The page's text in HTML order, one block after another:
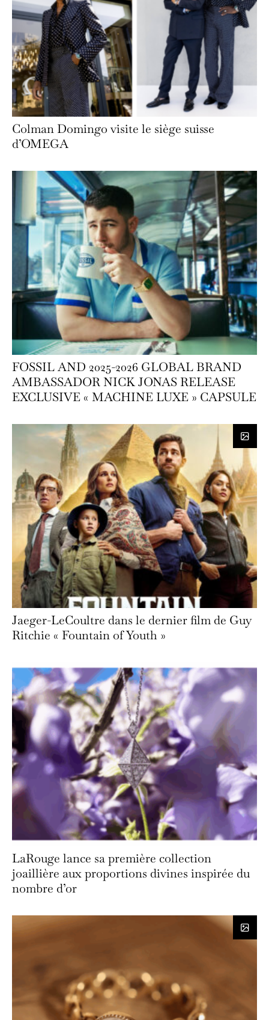
Colman Domingo visite le siège suisse
d’OMEGA
FOSSIL AND 2025-2026 GLOBAL BRAND
AMBASSADOR NICK JONAS RELEASE
EXCLUSIVE « MACHINE LUXE » CAPSULE
Jaeger-LeCoultre dans le dernier film de Guy
Ritchie « Fountain of Youth »
LaRouge lance sa première collection
joaillière aux proportions divines inspirée du
nombre d’or